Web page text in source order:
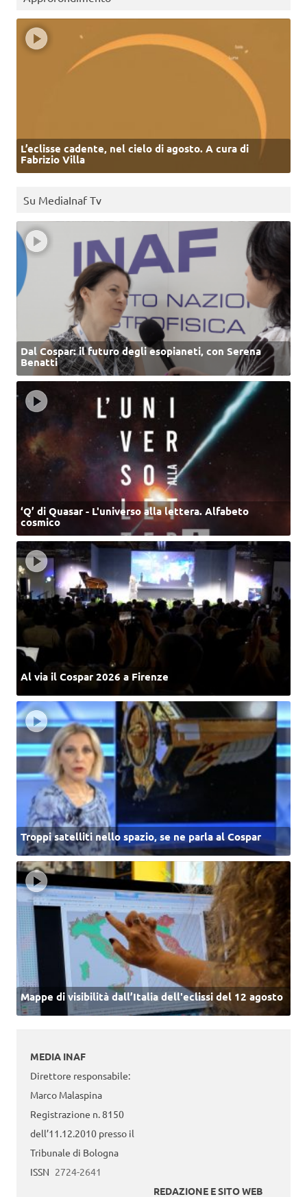
L’eclisse cadente, nel cielo di agosto. A cura di
Fabrizio Villa
Su MediaInaf Tv
Dal Cospar: il futuro degli esopianeti, con Serena
Benatti
‘Q’ di Quasar - L'universo alla lettera. Alfabeto
cosmico
Al via il Cospar 2026 a Firenze
Troppi satelliti nello spazio, se ne parla al Cospar
Mappe di visibilità dall’Italia dell'eclissi del 12 agosto
MEDIA INAF
Direttore responsabile:
Marco Malaspina
Registrazione n. 8150
dell’11.12.2010 presso il
Tribunale di Bologna
ISSN 2724-2641
REDAZIONE E SITO WEB